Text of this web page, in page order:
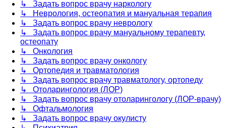
↳ Задать вопрос врачу наркологу
↳ Неврология, остеопатия и мануальная терапия
↳ Задать вопрос врачу неврологу
↳ Задать вопрос врачу мануальному терапевту,
остеопату
↳ Онкология
↳ Задать вопрос врачу онкологу
↳ Ортопедия и травматология
↳ Задать вопрос врачу травматологу, ортопеду
↳ Отоларингология (ЛОР)
↳ Задать вопрос врачу отоларингологу (ЛОР-врачу)
↳ Офтальмология
↳ Задать вопрос врачу окулисту